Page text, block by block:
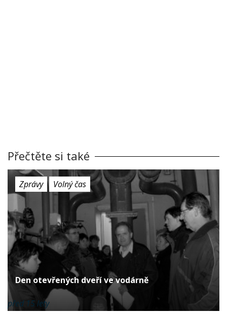
Přečtěte si také
Zprávy Volný čas
Den otevřených dveří ve vodárně
před 15 lety